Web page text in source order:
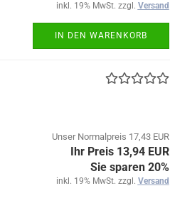
inkl. 19% MwSt. zzgl. Versand
IN DEN WARENKORB
Unser Normalpreis 17,43 EUR
Ihr Preis 13,94 EUR
Sie sparen 20%
inkl. 19% MwSt. zzgl. Versand